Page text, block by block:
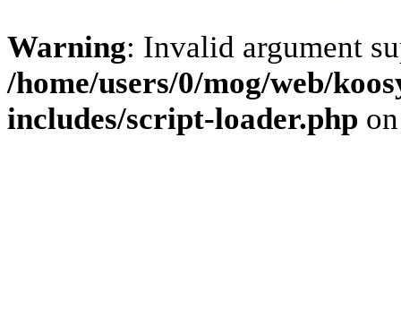
Warning: Invalid argument
/home/users/0/mog/web/
includes/script-loader.php